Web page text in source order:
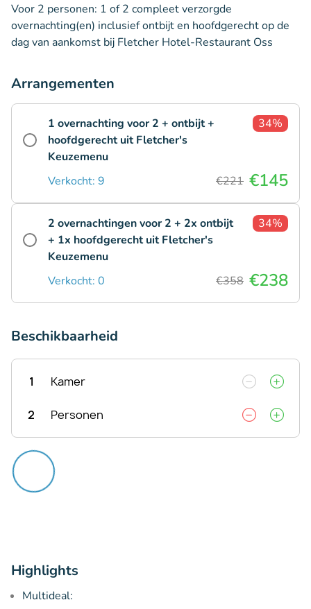
Voor 2 personen: 1 of 2 compleet verzorgde
overnachting(en) inclusief ontbijt en hoofdgerecht op de
dag van aankomst bij Fletcher Hotel-Restaurant Oss
Arrangementen
1 overnachting voor 2 + ontbijt +
hoofdgerecht uit Fletcher's
Keuzemenu
34%
Verkocht: 9 €221 €145
2 overnachtingen voor 2 + 2x ontbijt
+ 1x hoofdgerecht uit Fletcher's
Keuzemenu
34%
Verkocht: 0 €358 €238
Beschikbaarheid
1 Kamer
2 Personen
Highlights
Multideal: